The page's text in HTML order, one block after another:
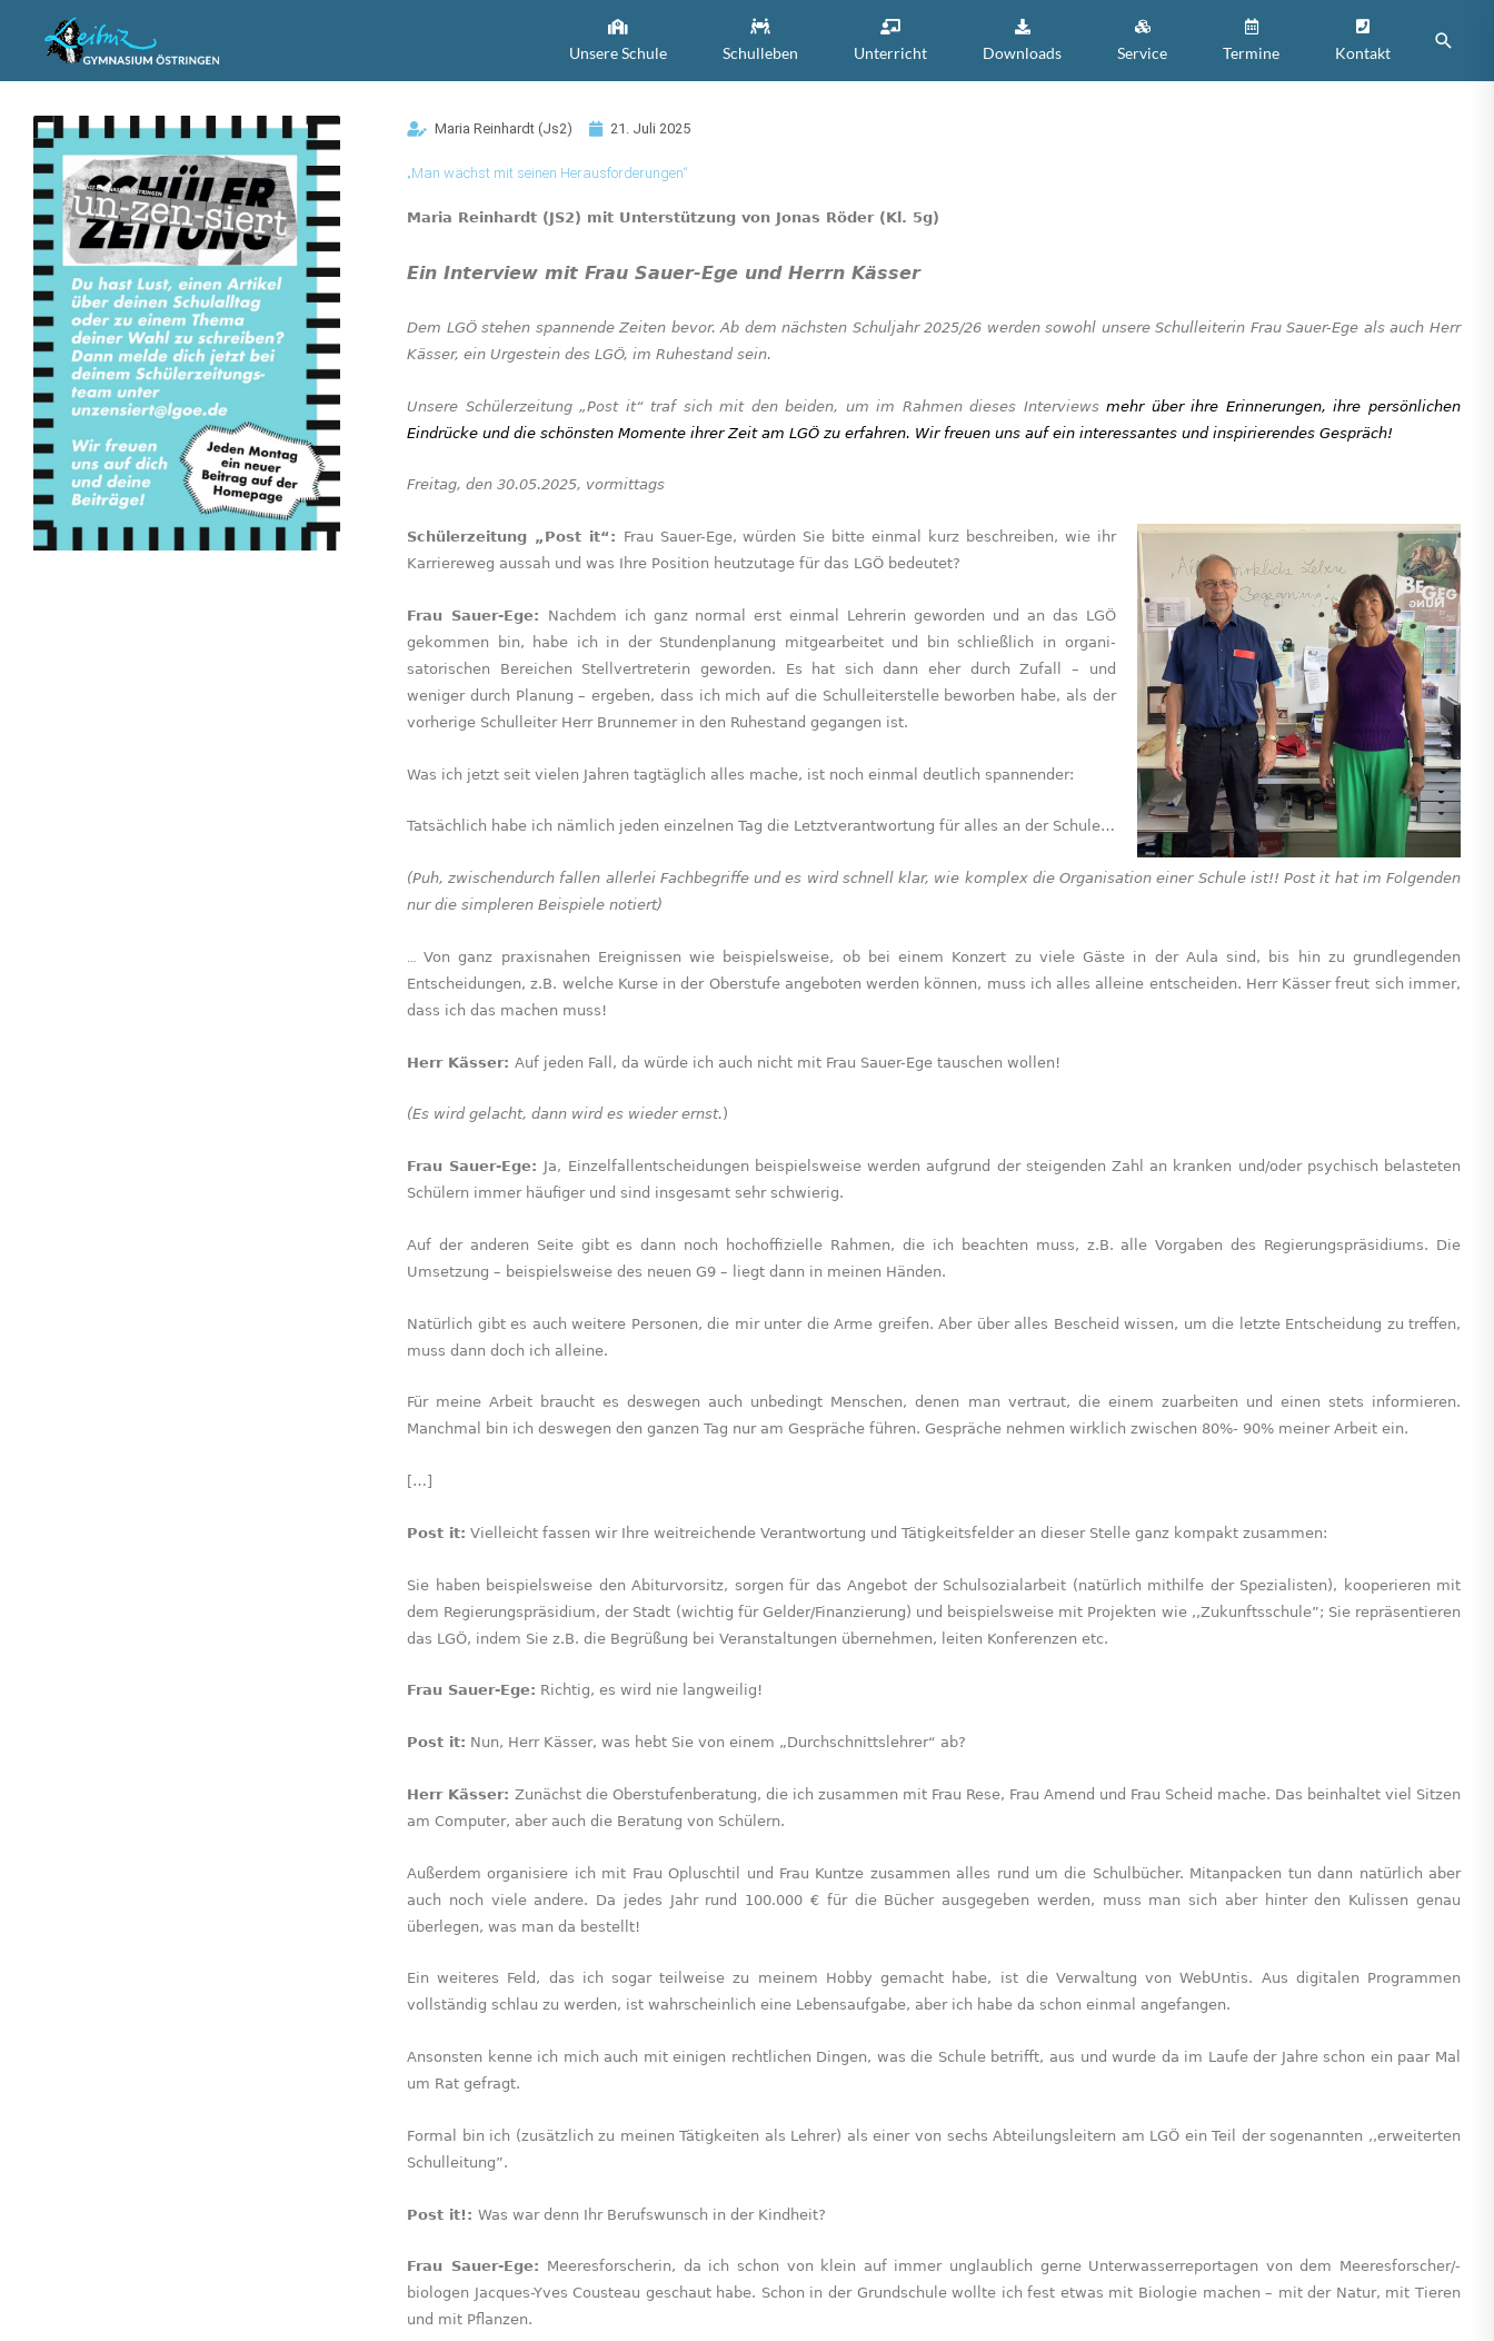
Unsere Schule Schulleben Unterricht Downloads Service Termine Kontakt
Maria Reinhardt (Js2) 21. Juli 2025
„Man wächst mit seinen Herausforderungen“
Maria Reinhardt (JS2) mit Unterstützung von Jonas Röder (Kl. 5g)
Ein Interview mit Frau Sauer-Ege und Herrn Kässer
Dem LGÖ stehen spannende Zeiten bevor. Ab dem nächsten Schuljahr 2025/26 werden sowohl unsere Schulleiterin Frau Sauer-Ege als auch Herr
Kässer, ein Urgestein des L GÖ, im Ruhestand sein.
Unsere Schülerzeitung „Post it“ traf sich mit den beiden, um im Rahmen dieses Interviews mehr über ihre Erinnerungen, ihre persönlichen
Eindrücke und die schönsten Momente ihrer Zeit am LGÖ zu erfahren. Wir freuen uns auf ein interessantes und inspirierendes Gespräch!
Freitag, den 30.05.2025, vormittags
Schülerzeitung „Post it“: Frau Sauer-Ege, würden Sie bitte einmal kurz beschreiben, wie ihr
Karriereweg aussah und was Ihre Position heutzu­tage für das LGÖ bedeutet?
Frau Sauer-Ege: Nachdem ich ganz normal erst einmal Lehrerin geworden und an das LGÖ
gekommen bin, habe ich in der Stundenplanung mitge­ar­bei­tet und bin schließlich in organi­
satorischen Bereichen Stellver­treterin geworden. Es hat sich dann eher durch Zufall – und
weniger durch Pla­nung – ergeben, dass ich mich auf die Schulleiterstelle beworben habe, als der
vorherige Schulleiter Herr Brun­nemer in den Ruhestand gegangen ist.
Was ich jetzt seit vielen Jahren tag­täglich alles mache, ist noch einmal deut­lich spannender:
Tatsäch­lich habe ich nämlich jeden einzelnen Tag die Letztverantwortung für alles an der Schule…
(Puh, zwischendurch fallen allerlei Fachbegriffe und es wird schnell klar, wie komplex die Organisation einer Schule ist!! Post it hat im Folgenden
nur die simpleren Beispiele notiert)
…Von ganz praxisnahen Ereignissen wie beispielsweise, ob bei einem Konzert zu viele Gäste in der Aula sind, bis hin zu grundlegenden
Entscheidungen, z.B. welche Kurse in der Oberstufe angeboten werden können, muss ich alles alleine entscheiden. Herr Kässer freut sich immer,
dass ich das machen muss!
Herr Kässer: Auf jeden Fall, da würde ich auch nicht mit Frau Sauer-Ege tauschen wollen!
(Es wird gelacht, dann wird es wieder ernst.)
Frau Sauer-Ege: Ja, Einzelfallentscheidungen beispielsweise werden aufgrund der steigenden Zahl an kranken und/oder psychisch belasteten
Schülern immer häufiger und sind insgesamt sehr schwierig.
Auf der anderen Seite gibt es dann noch hochoffizielle Rahmen, die ich beachten muss, z.B. alle Vorgaben des Regierungspräsidiums. Die
Umsetzung – beispielsweise des neuen G9 – liegt dann in meinen Händen.
Natürlich gibt es auch weitere Personen, die mir unter die Arme greifen. Aber über alles Bescheid wissen, um die letzte Entscheidung zu treffen,
muss dann doch ich alleine.
Für meine Arbeit braucht es deswegen auch unbedingt Menschen, denen man vertraut, die einem zuarbeiten und einen stets informieren.
Manchmal bin ich deswegen den ganzen Tag nur am Gespräche führen. Gespräche nehmen wirklich zwischen 80%- 90% meiner Arbeit ein.
[…]
Post it: Vielleicht fassen wir Ihre weitreichende Verantwortung und Tätigkeitsfelder an dieser Stelle ganz kompakt zusammen:
Sie haben beispielsweise den Abiturvorsitz, sorgen für das Angebot der Schulsozialarbeit (natürlich mithilfe der Spezialisten), kooperieren mit
dem Regierungspräsidium, der Stadt (wichtig für Gelder/Finanzierung) und beispielsweise mit Projekten wie ,,Zukunftsschule”; Sie repräsentieren
das LGÖ, indem Sie z.B. die Begrüßung bei Veranstaltungen überneh­men, leiten Konferenzen etc.
Frau Sauer-Ege: Richtig, es wird nie langweilig!
Post it: Nun, Herr Kässer, was hebt Sie von einem „Durchschnittslehrer“ ab?
Herr Kässer: Zunächst die Oberstufenberatung, die ich zusammen mit Frau Rese, Frau Amend und Frau Scheid mache. Das beinhaltet viel Sitzen
am Computer, aber auch die Beratung von Schülern.
Außerdem organisiere ich mit Frau Opluschtil und Frau Kuntze zusammen alles rund um die Schulbücher. Mitanpacken tun dann natürlich aber
auch noch viele andere. Da jedes Jahr rund 100.000 € für die Bücher ausgegeben werden, muss man sich aber hinter den Kulissen genau
überlegen, was man da bestellt!
Ein weiteres Feld, das ich sogar teilweise zu meinem Hobby gemacht habe, ist die Verwaltung von WebUntis. Aus digitalen Programmen
vollständig schlau zu werden, ist wahrscheinlich eine Lebensaufgabe, aber ich habe da schon einmal ange­fangen.
Ansonsten kenne ich mich auch mit einigen rechtlichen Dingen, was die Schule betrifft, aus und wurde da im Laufe der Jahre schon ein paar Mal
um Rat gefragt.
Formal bin ich (zusätzlich zu meinen Tätigkeiten als Lehrer) als einer von sechs Abteilungsleitern am LGÖ ein Teil der sogenannten ,,erweiterten
Schulleitung”.
Post it!: Was war denn Ihr Berufswunsch in der Kindheit?
Frau Sauer-Ege: Meeresforscherin, da ich schon von klein auf immer unglaublich gerne Unterwasserreportagen von dem Meeresforscher/-
biologen Jacques-Yves Cousteau geschaut habe. Schon in der Grundschule wollte ich fest etwas mit Biologie machen – mit der Natur, mit Tieren
und mit Pflanzen.